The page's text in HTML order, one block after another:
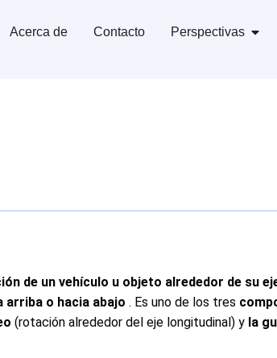
Acerca de Contacto Perspectivas
de un vehículo u objeto alrededor de su
o hacia abajo . Es uno de los tres
(rotación alrededor del eje longitudinal) y la